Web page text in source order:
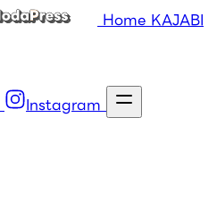
Home KAJABI
Instagram